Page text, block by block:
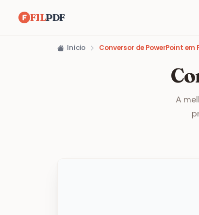
FILPDF
Início Conversor de PowerPoint em
A